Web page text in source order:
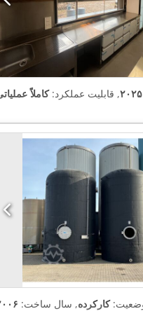
۲۰۲۵, قابلیت عملکرد:کاملاً
کارکرده, سال ساخت: